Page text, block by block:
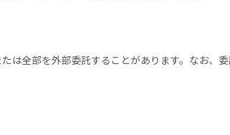
は全部を外部委託することがあります。なお、